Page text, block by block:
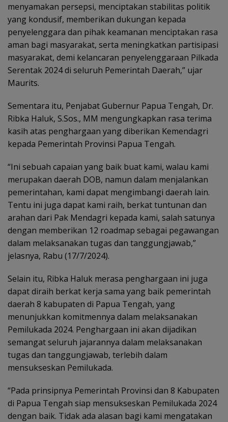
menyamakan persepsi, menciptakan stabilitas politik
yang kondusif, memberikan dukungan kepada
penyelenggara dan pihak keamanan menciptakan rasa
aman bagi masyarakat, serta meningkatkan partisipasi
masyarakat, demi kelancaran penyelenggaraan Pilkada
Serentak 2024 di seluruh Pemerintah Daerah,” ujar
Maurits.
Sementara itu, Penjabat Gubernur Papua Tengah, Dr.
Ribka Haluk, S.Sos., MM mengungkapkan rasa terima
kasih atas penghargaan yang diberikan Kemendagri
kepada Pemerintah Provinsi Papua Tengah.
“Ini sebuah capaian yang baik buat kami, walau kami
merupakan daerah DOB, namun dalam menjalankan
pemerintahan, kami dapat mengimbangi daerah lain.
Tentu ini juga dapat kami raih, berkat tuntunan dan
arahan dari Pak Mendagri kepada kami, salah satunya
dengan memberikan 12 roadmap sebagai pegawangan
dalam melaksanakan tugas dan tanggungjawab,”
jelasnya, Rabu (17/7/2024).
Selain itu, Ribka Haluk merasa penghargaan ini juga
dapat diraih berkat kerja sama yang baik pemerintah
daerah 8 kabupaten di Papua Tengah, yang
menunjukkan komitmennya dalam melaksanakan
Pemilukada 2024. Penghargaan ini akan dijadikan
semangat seluruh jajarannya dalam melaksanakan
tugas dan tanggungjawab, terlebih dalam
mensukseskan Pemilukada.
“Pada prinsipnya Pemerintah Provinsi dan 8 Kabupaten
di Papua Tengah siap mensukseskan Pemilukada 2024
dengan baik. Tidak ada alasan bagi kami mengatakan